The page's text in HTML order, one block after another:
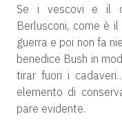
Se i vescovi e il
Berlusconi, come è
guerra e poi non fa
benedice Bush in
tirar fuori i
elemento di
pare evidente.